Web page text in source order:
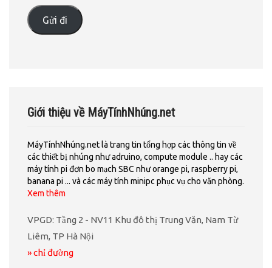
Gửi đi
Giới thiệu về MáyTínhNhúng.net
MáyTínhNhúng.net là trang tin tổng hợp các thông tin về
các thiết bị nhúng như adruino, compute module .. hay các
máy tính pi đơn bo mạch SBC như orange pi, raspberry pi,
banana pi ... và các máy tính minipc phục vụ cho văn phòng.
Xem thêm
VPGD: Tầng 2 - NV11 Khu đô thị Trung Văn, Nam Từ
Liêm, TP Hà Nội
» chỉ đường